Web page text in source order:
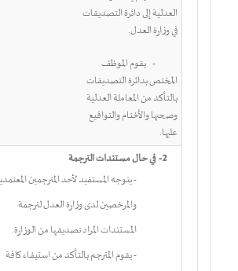
العدلية إلى دائرة التصديقات
في وزارة العدل.
يقوم الموظف
المختص بدائرة التصديقات
بالتأكد من المعاملة العدلية
وصحتها والأختام والتواقيع
عليها.
في حال مستندات الترجمة
يتوجه المستفيد لأحد المترجمين المعتمدين،
والمرخصين لدى وزارة العدل لترجمة
المستندات المراد تصديقها من الوزارة.
- يقوم المترجم بالتأكد من استيفاء كافة